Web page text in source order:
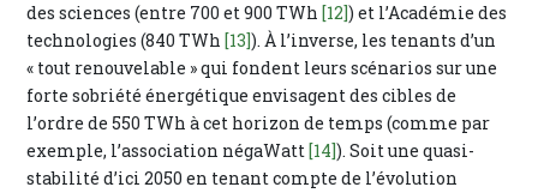
des sciences (entre 700 et 900 TWh[12]) et l’Académie des
technologies (840 TWh[13]). À l’inverse, les tenants d’un
« tout renouvelable » qui fondent leurs scénarios sur une
forte sobriété énergétique envisagent des cibles de
l’ordre de 550 TWh à cet horizon de temps (comme par
exemple, l’association négaWatt[14]). Soit une quasi-
stabilité d’ici 2050 en tenant compte de l’évolution